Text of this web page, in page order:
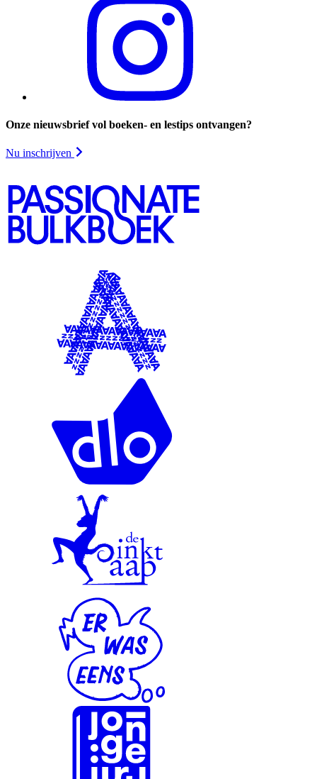
Onze nieuwsbrief vol boeken- en lestips ontvangen?
Nu inschrijven